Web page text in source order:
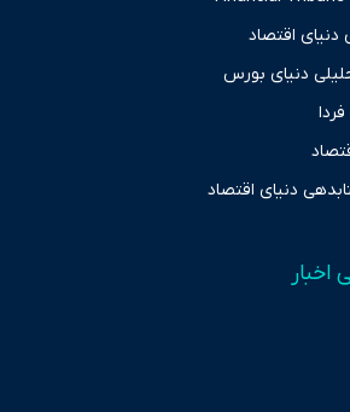
اقتصاد
دنیای بورس
دنیای اقتصاد